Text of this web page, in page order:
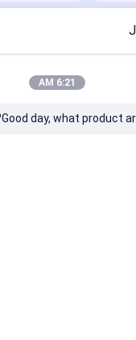
خريطة الموقع
Policy
co. ltd. All Rights
6:21 AM
Good day, what product